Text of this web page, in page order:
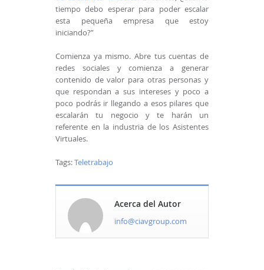
tiempo debo esperar para poder escalar
esta pequeña empresa que estoy
iniciando?”
Comienza ya mismo. Abre tus cuentas de
redes sociales y comienza a generar
contenido de valor para otras personas y
que respondan a sus intereses y poco a
poco podrás ir llegando a esos pilares que
escalarán tu negocio y te harán un
referente en la industria de los Asistentes
Virtuales.
Tags:Teletrabajo
Acerca del Autor
info@ciavgroup.com